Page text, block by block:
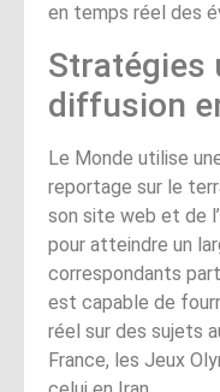
en temps réel des
Stratégies
diffusion
Le Monde utilise
reportage sur le
son site web et de
pour atteindre un
correspondants
est capable de
réel sur des sujets
France, les Jeux